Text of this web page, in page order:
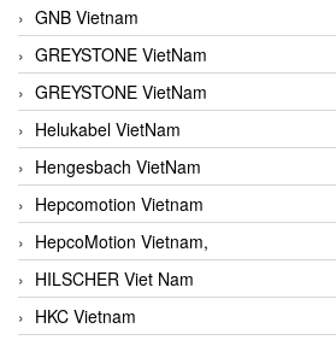
GNB Vietnam
GREYSTONE VietNam
GREYSTONE VietNam
Helukabel VietNam
Hengesbach VietNam
Hepcomotion Vietnam
HepcoMotion Vietnam,
HILSCHER Viet Nam
HKC Vietnam